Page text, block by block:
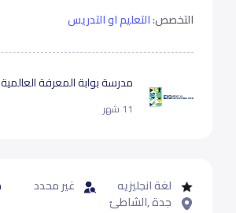
التخصص:التعليم او التدريس
مدرسة بوابة المعرفة العالمية
11 شهر
لغة انجليزيه غير محدد
جدة ,الشاطئ